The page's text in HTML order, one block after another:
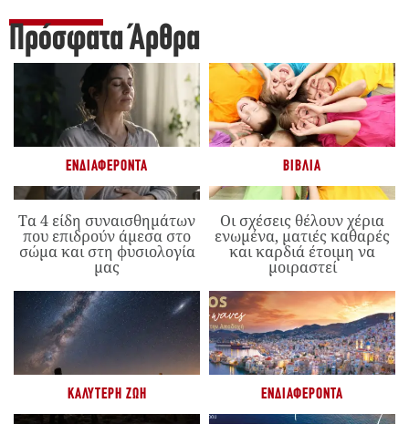
Πρόσφατα Άρθρα
ΕΝΔΙΑΦΈΡΟΝΤΑ
Τα 4 είδη συναισθημάτων
που επιδρούν άμεσα στο
σώμα και στη φυσιολογία
μας
ΒΙΒΛΊΑ
Οι σχέσεις θέλουν χέρια
ενωμένα, ματιές καθαρές
και καρδιά έτοιμη να
μοιραστεί
ΚΑΛΎΤΕΡΗ ΖΩΉ ΕΝΔΙΑΦΈΡΟΝΤΑ